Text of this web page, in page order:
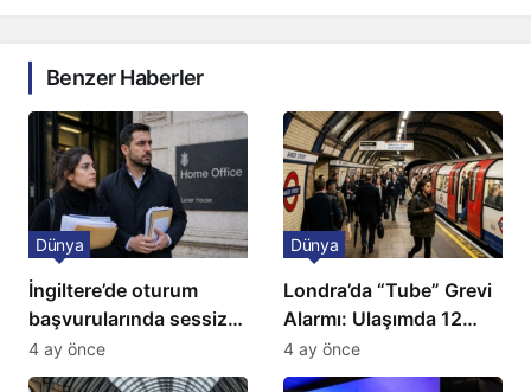
Benzer Haberler
İngiltere’de oturum
başvurularında sessiz
kriz: Büyükelçilikten
açıklama!
Dünya
4 ay önce
Londra’da “Tube” Grevi
Alarmı: Ulaşımda 12
Günlük Kaos Kapıda
Dünya
4 ay önce